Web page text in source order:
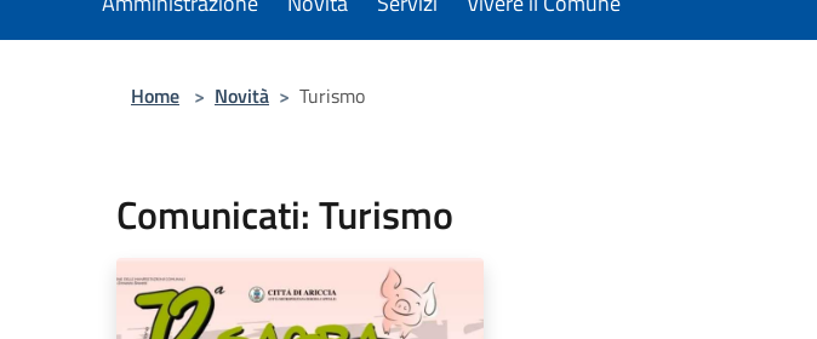
Home > Novità > Turismo
Comunicati: Turismo